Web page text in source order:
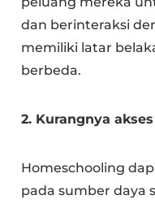
dan berinteraksi
memiliki latar
berbeda.
2. Kurangnya
Homeschooling
pada sumber daya